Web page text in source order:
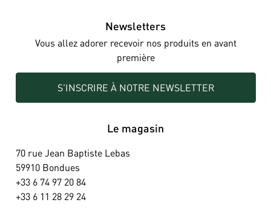
Newsletters
Vous allez adorer recevoir nos produits en avant
première
S'INSCRIRE À NOTRE NEWSLETTER
Le magasin
70 rue Jean Baptiste Lebas
59910 Bondues
+33 6 74 97 20 84
+33 6 11 28 29 24